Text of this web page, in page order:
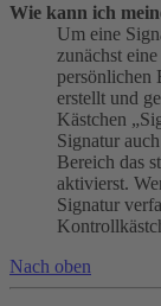
Wie kann ich
Um eine
zunächst
persönlichen
erstellt und
Kästchen
Signatur
Bereich das
aktivierst.
Signatur
Nach oben